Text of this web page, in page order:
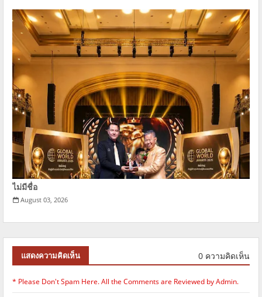
ไม่มีชื่อ
August 03, 2026
แสดงความคิดเห็น 0 ความคิดเห็น
* Please Don't Spam Here. All the Comments are Reviewed by Admin.